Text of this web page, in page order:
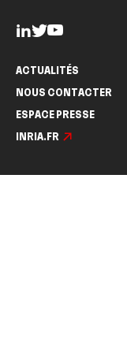
ACTUALITÉS
NOUS CONTACTER
ESPACE PRESSE
INRIA.FR